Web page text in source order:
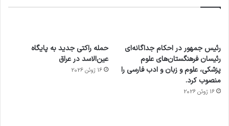
رئیس جمهور در احکام جداگانه‌ای
رئیسان فرهنگستان‌های علوم
پزشکی، علوم و زبان و ادب فارسی را
منصوب کرد.
16 ژوئن 2026
حمله راکتی جدید به پایگاه
عین‌الاسد در عراق
16 ژوئن 2026